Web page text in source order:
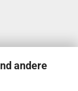
andere